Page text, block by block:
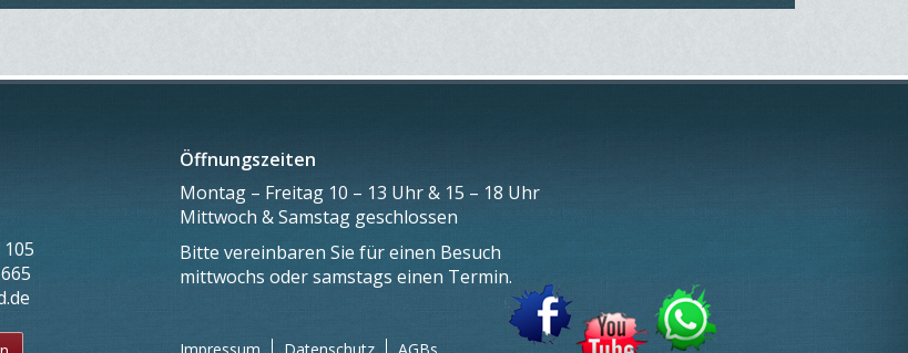
Öffnungszeiten
Montag – Freitag 10 – 13 Uhr & 15 – 18 Uhr
Mittwoch & Samstag geschlossen
Bitte vereinbaren Sie für einen Besuch
mittwochs oder samstags einen Termin.